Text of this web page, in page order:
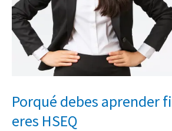
Porqué debes aprender
eres HSEQ